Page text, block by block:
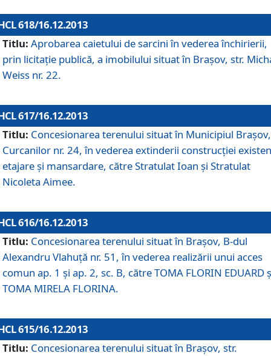
618/16.12.2013
Titlu: Aprobarea caietului de sarcini în vederea închirierii,
prin licitaţie publică, a imobilului situat în Braşov, str.
Weiss nr. 22.
617/16.12.2013
Titlu: Concesionarea terenului situat în Municipiul
Curcanilor nr. 24, în vederea extinderii construcţiei
etajare şi mansardare, către Stratulat Ioan şi Stratulat
Nicoleta Aimee.
616/16.12.2013
Titlu: Concesionarea terenului situat în Braşov, B-dul
Alexandru Vlahuţă nr. 51, în vederea realizării unui acces
comun ap. 1 şi ap. 2, sc. B, către TOMA FLORIN EDUARD
TOMA MIRELA FLORINA.
615/16.12.2013
Titlu: Concesionarea terenului situat în Braşov, str.